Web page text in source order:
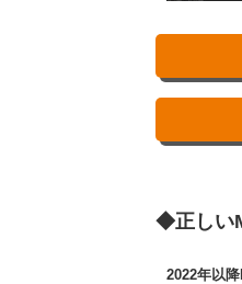
◆正しい
2022年以